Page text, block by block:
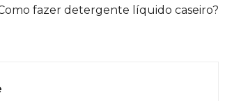
fazer detergente líquido caseiro?